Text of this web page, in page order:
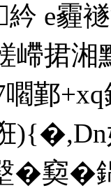
霾襚
捃
+xq
窫�